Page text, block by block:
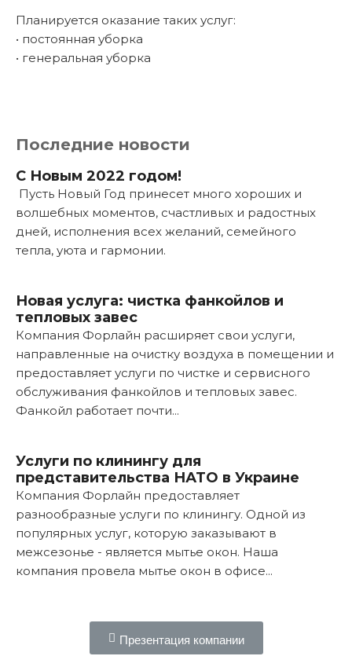
Последние новости
С Новым 2022 годом!
Пусть Новый Год принесет много хороших и
волшебных моментов, счастливых и радостных
дней, исполнения всех желаний, семейного
тепла, уюта и гармонии.
Новая услуга: чистка фанкойлов и
тепловых завес
Компания Форлайн расширяет свои услуги,
направленные на очистку воздуха в помещении и
предоставляет услуги по чистке и сервисного
обслуживания фанкойлов и тепловых завес.
Фанкойл работает почти...
Услуги по клинингу для
представительства НАТО в Украине
Компания Форлайн предоставляет
разнообразные услуги по клинингу. Одной из
популярных услуг, которую заказывают в
межсезонье - является мытье окон. Наша
компания провела мытье окон в офисе...
Презентация компании
Планируется оказание таких услуг:
• постоянная уборка
• генеральная уборка